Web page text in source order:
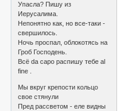
Упасла? Пишу из
Иерусалима.
Непонятно как, но все-таки -
свершилось.
Ночь проспал, облокотясь на
Гроб Господень.
Всё da capo распишу тебе al
fine .
Мы вкруг крепости кольцо
свое стянули
Пред рассветом - еле видны